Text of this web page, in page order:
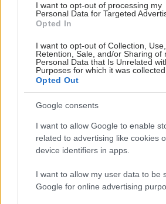
I want to opt-out of processing my
Personal Data for Targeted
Opted In
I want to opt-out of Collection, Use,
Retention, Sale, and/or Sharing of
Personal Data that Is Unrelated
Purposes for which it was collected.
Opted Out
Google consents
I want to allow Google to enable
related to advertising like cookies
device identifiers in apps.
I want to allow my user data to be
Google for online advertising